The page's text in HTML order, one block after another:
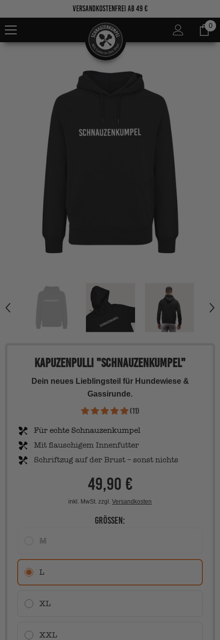
Versandkostenfrei ab 49 €
00
Kapuzenpulli "Schnauzenkumpel"
Dein neues Lieblingsteil für Hundewiese &
Gassirunde.
(11)
Für echte Schnauzenkumpel
Mit flauschigem Innenfutter
Schriftzug auf der Brust – sonst nichts
Regulärer
Preis
49,90 €
STÜCKPREIS
PRO
inkl. MwSt. zzgl. Versandkosten
Größen:
M
L
XL
XXL